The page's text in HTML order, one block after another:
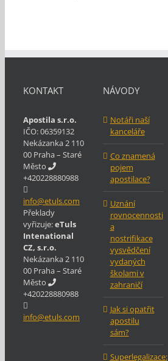
KONTAKT
Apostila s.r.o.
IČO: 06359132
Nekázanka 2 110
00 Praha – Staré
Město
+420228880988
info@etuls.com
Překlady
vyřizuje:eTuls
Intenational
CZ, s.r.o.
Nekázanka 2 110
00 Praha – Staré
Město
+420228880988
info@etuls.com
NÁVODY
Notáři naší
kanceláře
Co znamená
pojem
apostilace?
Uznání
rovnocennosti
a
nostrifikace
vysvědčení
vydaných
školami v
zahraničí
Jak si opatřit
apostilu
sám?
Superlegalizace: